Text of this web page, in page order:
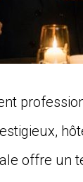
offre un